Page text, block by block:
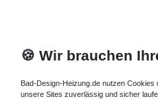
🍪 Wir brauchen
Bad-Design-Heizung.de nutzen Cookies
unsere Sites zuverlässig und sicher